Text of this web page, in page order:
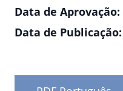
Data de Aprovação:
Data de Publicação: